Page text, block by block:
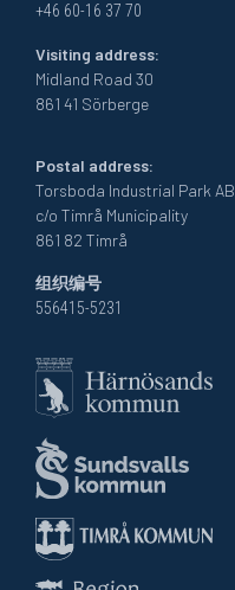
+46 60-16 37 70
Visiting address:
Midland Road 30
861 41 Sörberge
Postal address:
Torsboda Industrial Park AB
c/o Timrå Municipality
861 82 Timrå
组织编号
556415-5231